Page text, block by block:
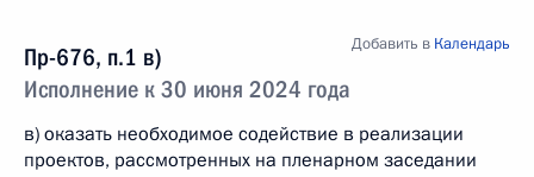
Пр-676, п.1 в)
Исполнение к 30 июня 2024 года
Добавить в Календарь
в) оказать необходимое содействие в реализации
проектов, рассмотренных на пленарном заседании